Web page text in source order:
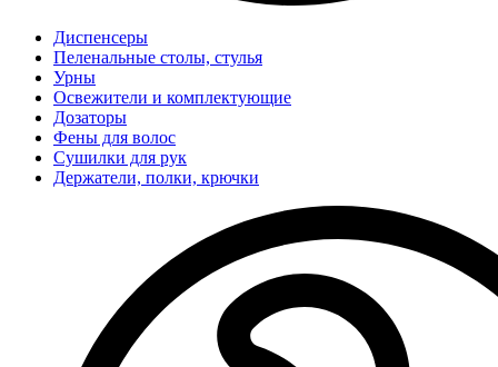
Диспенсеры
Пеленальные столы, стулья
Урны
Освежители и комплектующие
Дозаторы
Фены для волос
Сушилки для рук
Держатели, полки, крючки